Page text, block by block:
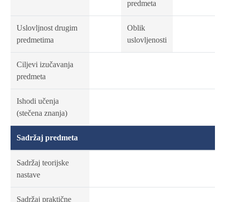
predmeta
Uslovljnost drugim
predmetima
Oblik
uslovljenosti
Ciljevi izučavanja
predmeta
Ishodi učenja
(stečena znanja)
Sadržaj predmeta
Sadržaj teorijske
nastave
Sadržaj praktične